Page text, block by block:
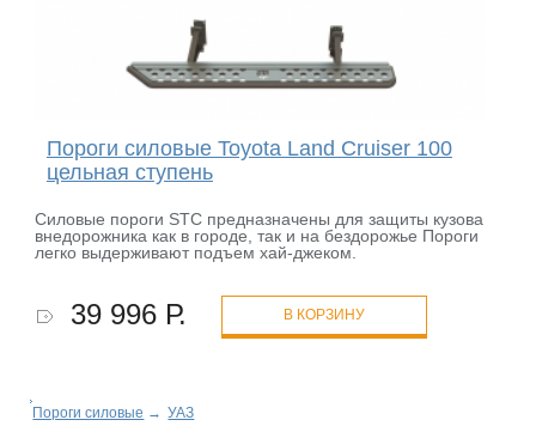
Пороги силовые Toyota Land Cruiser 100
цельная ступень
Силовые пороги STC предназначены для защиты кузова
внедорожника как в городе, так и на бездорожье Пороги
легко выдерживают подъем хай-джеком.
39 996 Р. В КОРЗИНУ
Пороги силовые → УАЗ